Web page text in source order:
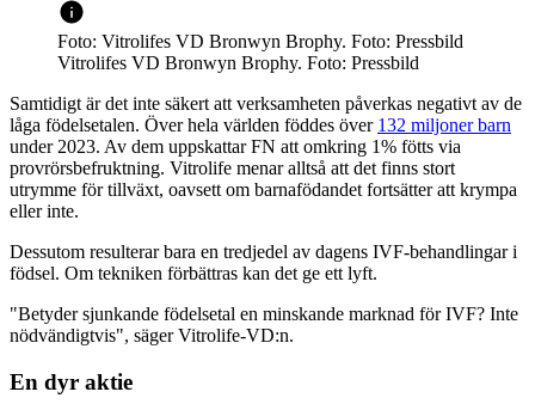
Foto: Vitrolifes VD Bronwyn Brophy. Foto: Pressbild
Vitrolifes VD Bronwyn Brophy. Foto: Pressbild
Samtidigt är det inte säkert att verksamheten påverkas negativt av de
låga födelsetalen. Över hela världen föddes över 132 miljoner barn
under 2023. Av dem uppskattar FN att omkring 1% fötts via
provrörsbefruktning. Vitrolife menar alltså att det finns stort
utrymme för tillväxt, oavsett om barnafödandet fortsätter att krympa
eller inte.
Dessutom resulterar bara en tredjedel av dagens IVF-behandlingar i
födsel. Om tekniken förbättras kan det ge ett lyft.
"Betyder sjunkande födelsetal en minskande marknad för IVF? Inte
nödvändigtvis", säger Vitrolife-VD:n.
En dyr aktie